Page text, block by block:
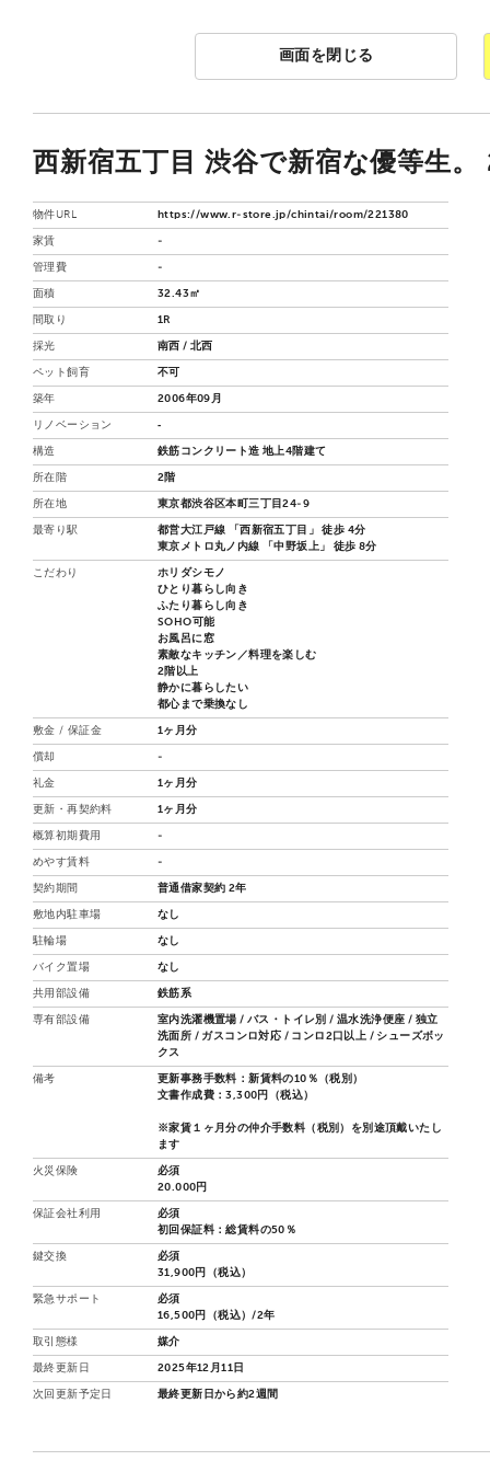
画面を閉じる
西新宿五丁目 渋谷で新宿な優等生。
物件URL https://www.r-store.jp/chintai/room/221380
家賃 -
管理費 -
面積 32.43㎡
間取り 1R
採光 南西 / 北西
ペット飼育 不可
築年 2006年09月
リノベーション ‐
構造 鉄筋コンクリート造 地上4階建て
所在階 2階
所在地 東京都渋谷区本町三丁目24-9
最寄り駅
都営大江戸線 「西新宿五丁目」 徒歩 4分
東京メトロ丸ノ内線 「中野坂上」 徒歩 8分
こだわり
ホリダシモノ
ひとり暮らし向き
ふたり暮らし向き
SOHO可能
お風呂に窓
素敵なキッチン／料理を楽しむ
2階以上
静かに暮らしたい
都心まで乗換なし
敷金 / 保証金 1ヶ月分
償却 -
礼金 1ヶ月分
更新・再契約料 1ヶ月分
概算初期費用 -
めやす賃料 -
契約期間 普通借家契約 2年
敷地内駐車場 なし
駐輪場 なし
バイク置場 なし
共用部設備 鉄筋系
専有部設備
室内洗濯機置場 / バス・トイレ別 / 温水洗浄便座 / 独立
洗面所 / ガスコンロ対応 / コンロ2口以上 / シューズボッ
クス
備考
更新事務手数料：新賃料の10％（税別）
文書作成費：3,300円（税込）
※家賃１ヶ月分の仲介手数料（税別）を別途頂戴いたし
ます
火災保険
必須
20.000円
保証会社利用
必須
初回保証料：総賃料の50％
鍵交換
必須
31,900円（税込）
緊急サポート
必須
16,500円（税込）/2年
取引態様 媒介
最終更新日 2025年12月11日
次回更新予定日 最終更新日から約2週間